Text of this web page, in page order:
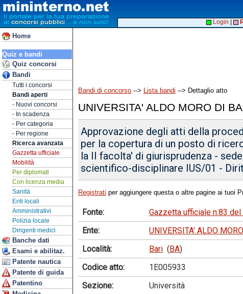
Home
Quiz e bandi
Quiz concorsi
Bandi
Tutti i concorsi
Bandi aperti
- Nuovi concorsi
- In scadenza
- Per categoria
- Per regione
Ricerca avanzata
Gazzetta ufficiale
Mobilità
Per diplomati
Con licenza media
Sanità
Enti locali
Amministrativi
Polizia locale
Dirigenti medici
Banche dati
Esami e abilitaz.
Patente nautica
Patente di guida
Patentino
Login
Bandi di concorso --> Lista bandi --> Dettaglio atto
UNIVERSITA' ALDO MORO DI
Approvazione degli atti della
per la copertura di un posto di
la II facolta' di giurisprudenza -
scientifico-disciplinare IUS/01 -
Registrati per aggiungere questa o altre pagine ai tuoi
Fonte:
Gazzetta ufficiale n.83
Ente:
UNIVERSITA' ALDO
Località:
Bari (BA)
Codice atto:
1E005933
Sezione:
Università